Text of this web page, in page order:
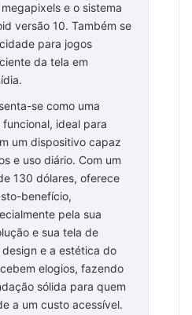
e o sistema
versão 10. Também se
para jogos
da tela em
se como uma
ideal para
um dispositivo capaz
e uso diário. Com um
130 dólares, oferece
benefício,
pela sua
e sua tela de
e a estética do
elogios, fazendo
sólida para quem
a um custo acessível.